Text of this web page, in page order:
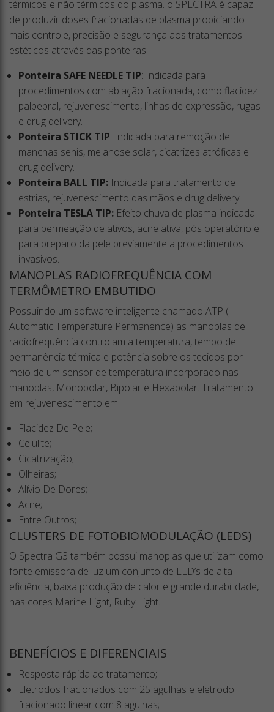
térmicos e não térmicos do plasma. o SPECTRA é capaz
de produzir doses fracionadas de plasma propiciando
mais controle, precisão e segurança aos tratamentos
estéticos através das ponteiras:
Ponteira SAFE NEEDLE TIP: Indicada para
procedimentos com ablação fracionada, como flacidez
palpebral, rejuvenescimento, linhas de expressão, rugas
e drug delivery.
Ponteira STICK TIP: Indicada para remoção de
manchas senis, melanose solar, cicatrizes atróficas e
drug delivery.
Ponteira BALL TIP: Indicada para tratamento de
estrias, rejuvenescimento das mãos e drug delivery.
Ponteira TESLA TIP: Efeito chuva de plasma indicada
para permeação de ativos, acne ativa, pós operatório e
para preparo da pele previamente a procedimentos
invasivos.
MANOPLAS RADIOFREQUÊNCIA COM
TERMÔMETRO EMBUTIDO
Possuindo um software inteligente chamado ATP (
Automatic Temperature Permanence) as manoplas de
radiofrequência controlam a temperatura, tempo de
permanência térmica e potência sobre os tecidos por
meio de um sensor de temperatura incorporado nas
manoplas, Monopolar, Bipolar e Hexapolar. Tratamento
em rejuvenescimento em:
Flacidez De Pele;
Celulite;
Cicatrização;
Olheiras;
Alívio De Dores;
Acne;
Entre Outros;
CLUSTERS DE FOTOBIOMODULAÇÃO (LEDS)
O Spectra G3 também possui manoplas que utilizam como
fonte emissora de luz um conjunto de LED’s de alta
eficiência, baixa produção de calor e grande durabilidade,
nas cores Marine Light, Ruby Light.
BENEFÍCIOS E DIFERENCIAIS
Resposta rápida ao tratamento;
Eletrodos fracionados com 25 agulhas e eletrodo
fracionado linear com 8 agulhas;